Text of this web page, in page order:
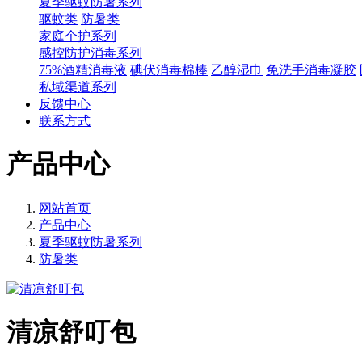
驱蚊类 防暑类
家庭个护系列
感控防护消毒系列
75%酒精消毒液 碘伏消毒棉棒 乙醇湿巾 免洗手消毒凝胶
私域渠道系列
反馈中心
联系方式
产品中心
网站首页
产品中心
夏季驱蚊防暑系列
防暑类
清凉舒叮包